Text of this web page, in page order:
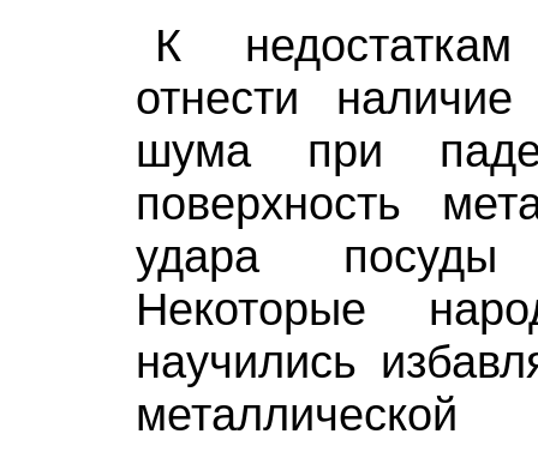
К
отнести наличие
шума при
поверхность
удара
Некоторые
научились